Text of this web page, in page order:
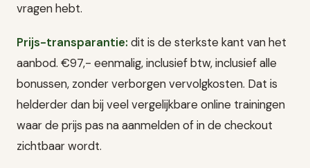
vragen hebt.
Prijs-transparantie: dit is de sterkste kant van het
aanbod. €97,- eenmalig, inclusief btw, inclusief alle
bonussen, zonder verborgen vervolgkosten. Dat is
helderder dan bij veel vergelijkbare online trainingen
waar de prijs pas na aanmelden of in de checkout
zichtbaar wordt.